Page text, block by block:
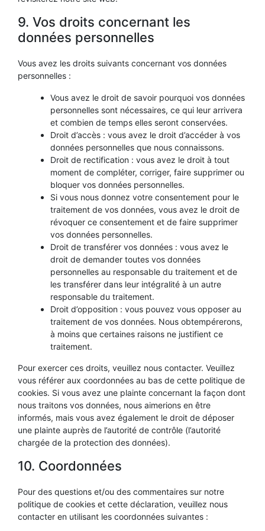
9. Vos droits concernant les
données personnelles
Vous avez les droits suivants concernant vos données
personnelles :
Vous avez le droit de savoir pourquoi vos données
personnelles sont nécessaires, ce qui leur arrivera
et combien de temps elles seront conservées.
Droit d’accès : vous avez le droit d’accéder à vos
données personnelles que nous connaissons.
Droit de rectification : vous avez le droit à tout
moment de compléter, corriger, faire supprimer ou
bloquer vos données personnelles.
Si vous nous donnez votre consentement pour le
traitement de vos données, vous avez le droit de
révoquer ce consentement et de faire supprimer
vos données personnelles.
Droit de transférer vos données : vous avez le
droit de demander toutes vos données
personnelles au responsable du traitement et de
les transférer dans leur intégralité à un autre
responsable du traitement.
Droit d’opposition : vous pouvez vous opposer au
traitement de vos données. Nous obtempérerons,
à moins que certaines raisons ne justifient ce
traitement.
Pour exercer ces droits, veuillez nous contacter. Veuillez
vous référer aux coordonnées au bas de cette politique de
cookies. Si vous avez une plainte concernant la façon dont
nous traitons vos données, nous aimerions en être
informés, mais vous avez également le droit de déposer
une plainte auprès de l’autorité de contrôle (l’autorité
chargée de la protection des données).
10. Coordonnées
Pour des questions et/ou des commentaires sur notre
politique de cookies et cette déclaration, veuillez nous
contacter en utilisant les coordonnées suivantes :